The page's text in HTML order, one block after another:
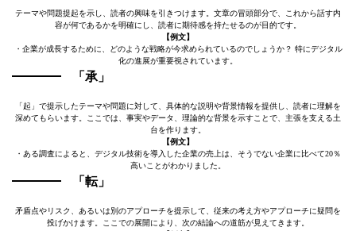
テーマや問題提起を示し、読者の興味を引きつけます。文章の冒頭部分で、これから話す内
容が何であるかを明確にし、読者に期待感を持たせるのが目的です。
【例文】
・企業が成長するために、どのような戦略が今求められているのでしょうか？ 特にデジタル
化の進展が重要視されています。
「承」
「起」で提示したテーマや問題に対して、具体的な説明や背景情報を提供し、読者に理解を
深めてもらいます。ここでは、事実やデータ、理論的な背景を示すことで、主張を支える土
台を作ります。
【例文】
・ある調査によると、デジタル技術を導入した企業の売上は、そうでない企業に比べて20％
高いことがわかりました。
「転」
矛盾点やリスク、あるいは別のアプローチを提示して、従来の考え方やアプローチに疑問を
投げかけます。ここでの展開により、次の結論への道筋が見えてきます。